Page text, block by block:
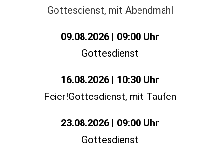
Gottesdienst, mit Abendmahl
09.08.2026 | 09:00 Uhr
Gottesdienst
16.08.2026 | 10:30 Uhr
Feier!Gottesdienst, mit Taufen
23.08.2026 | 09:00 Uhr
Gottesdienst